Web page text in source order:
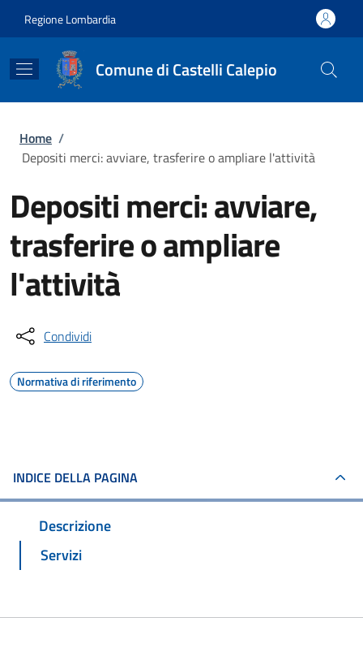
Regione Lombardia
Comune di Castelli Calepio
Briciole di pane
Home /
Depositi merci: avviare, trasferire o ampliare l'attività
Depositi merci: avviare,
trasferire o ampliare
l'attività
Condividi
Normativa di riferimento
INDICE DELLA PAGINA
Descrizione
Servizi